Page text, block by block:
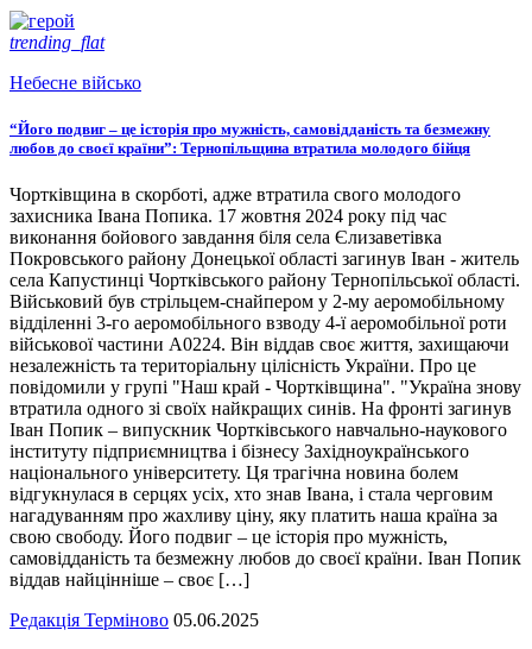
trending_flat
Небесне військо
“Його подвиг – це історія про мужність, самовідданість та безмежну
любов до своєї країни”: Тернопільщина втратила молодого бійця
Чортківщина в скорботі, адже втратила свого молодого
захисника Івана Попика. 17 жовтня 2024 року під час
виконання бойового завдання біля села Єлизаветівка
Покровського району Донецької області загинув Іван - житель
села Капустинці Чортківського району Тернопільської області.
Військовий був стрільцем-снайпером у 2-му аеромобільному
відділенні 3-го аеромобільного взводу 4-ї аеромобільної роти
військової частини А0224. Він віддав своє життя, захищаючи
незалежність та територіальну цілісність України. Про це
повідомили у групі "Наш край - Чортківщина". "Україна знову
втратила одного зі своїх найкращих синів. На фронті загинув
Іван Попик – випускник Чортківського навчально-наукового
інституту підприємництва і бізнесу Західноукраїнського
національного університету. Ця трагічна новина болем
відгукнулася в серцях усіх, хто знав Івана, і стала черговим
нагадуванням про жахливу ціну, яку платить наша країна за
свою свободу. Його подвиг – це історія про мужність,
самовідданість та безмежну любов до своєї країни. Іван Попик
віддав найцінніше – своє […]
Редакція Терміново 05.06.2025